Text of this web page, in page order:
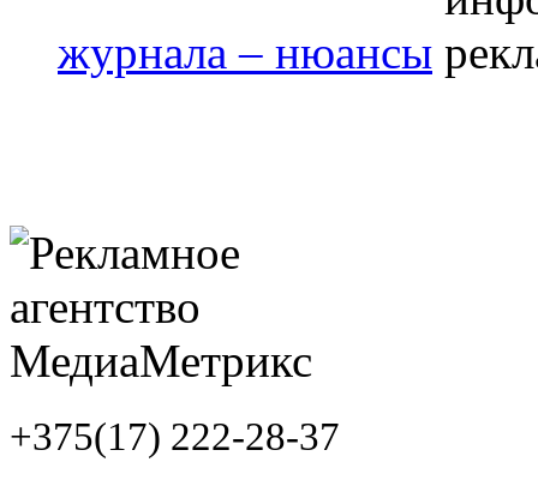
журнала – нюансы
+375(17) 222-28-37